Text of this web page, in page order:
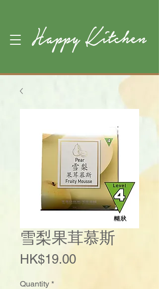
雪梨果茸慕斯
HK$19.00Price
Quantity *